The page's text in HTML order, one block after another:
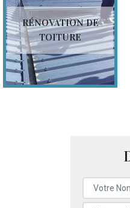
RÉNOVATION DE
TOITURE